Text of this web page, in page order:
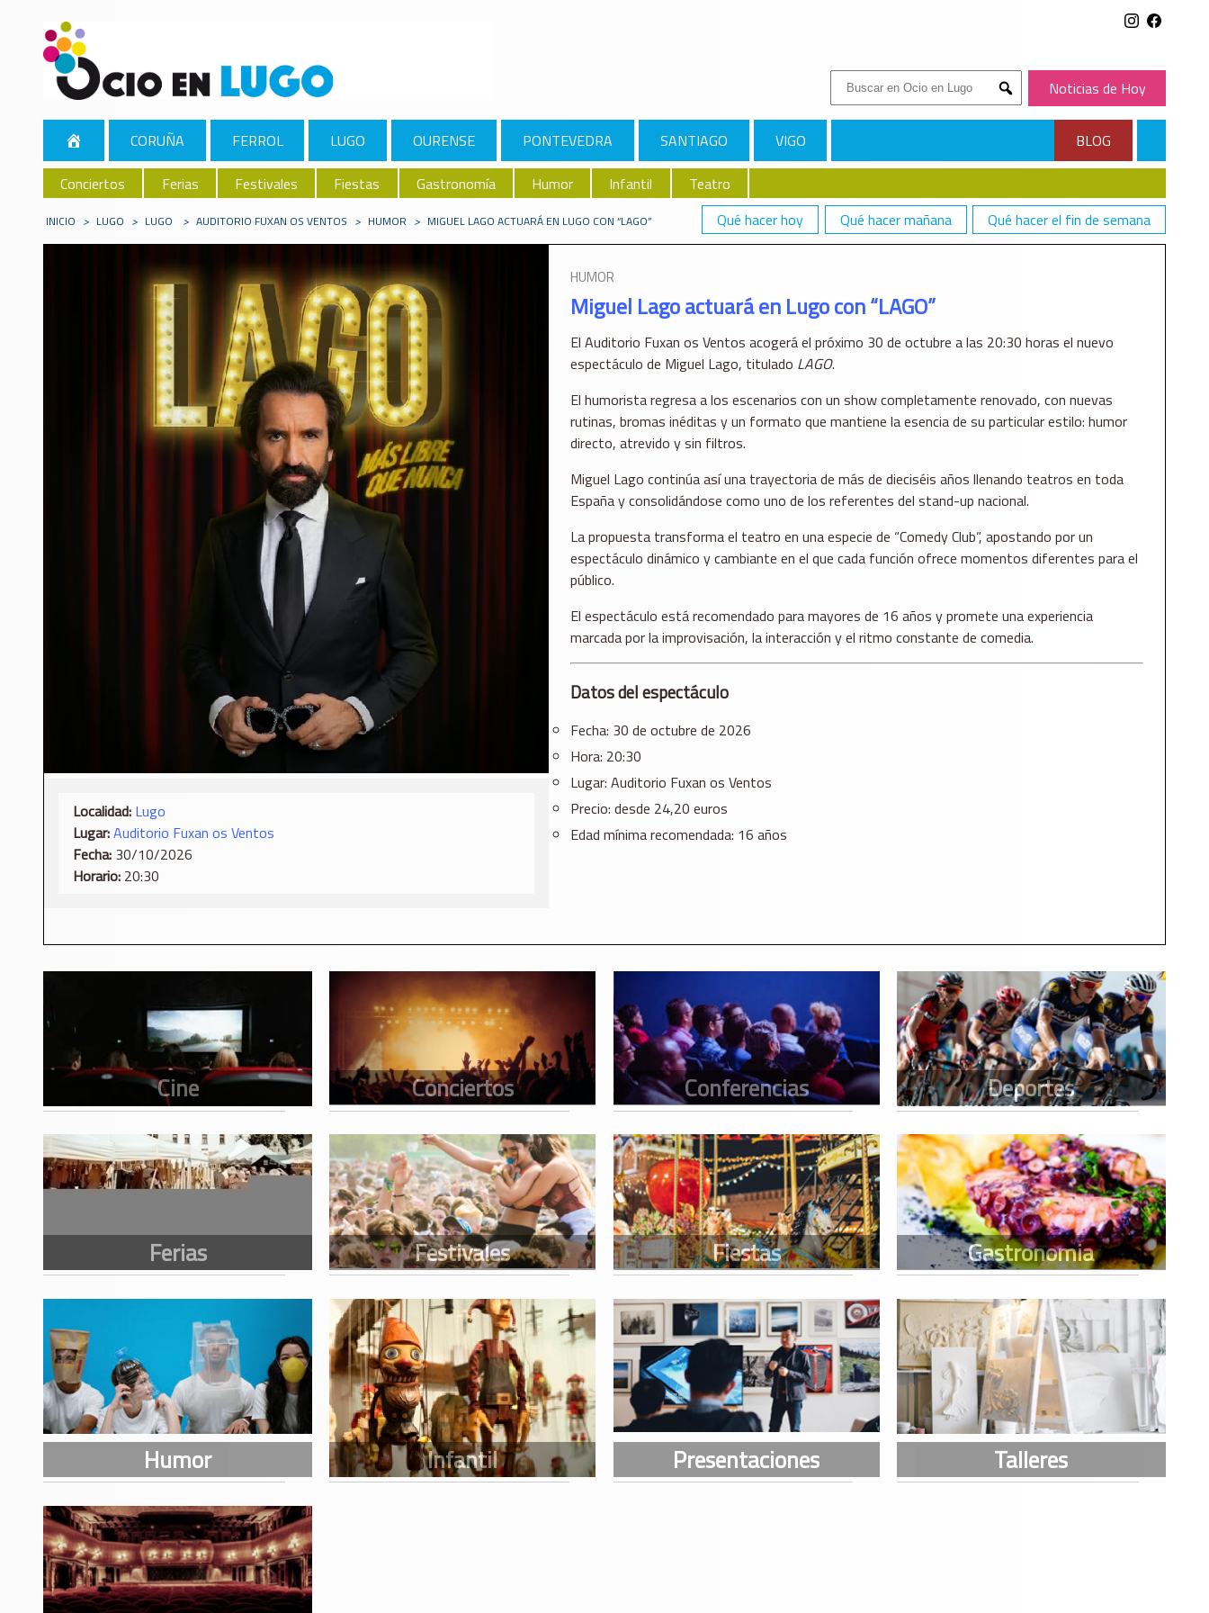
Buscar:
Submit
Noticias de Hoy
CORUÑA FERROL LUGO OURENSE PONTEVEDRA SANTIAGO VIGO
BLOG
Conciertos
Ferias Festivales Fiestas Gastronomía Humor Infantil
Teatro
Qué hacer hoy
Qué hacer mañana Qué hacer el fin de semana
INICIO > LUGO > LUGO > AUDITORIO FUXAN OS VENTOS > HUMOR > MIGUEL LAGO ACTUARÁ EN LUGO CON “LAGO”
Localidad: Lugo
Lugar:Auditorio Fuxan os Ventos
Fecha: 30/10/2026
Horario: 20:30
HUMOR
Miguel Lago actuará en Lugo con “LAGO”
El Auditorio Fuxan os Ventos acogerá el próximo 30 de octubre a las 20:30 horas el nuevo
espectáculo de Miguel Lago, titulado LAGO.
El humorista regresa a los escenarios con un show completamente renovado, con nuevas
rutinas, bromas inéditas y un formato que mantiene la esencia de su particular estilo: humor
directo, atrevido y sin filtros.
Miguel Lago continúa así una trayectoria de más de dieciséis años llenando teatros en toda
España y consolidándose como uno de los referentes del stand-up nacional.
La propuesta transforma el teatro en una especie de “Comedy Club”, apostando por un
espectáculo dinámico y cambiante en el que cada función ofrece momentos diferentes para el
público.
El espectáculo está recomendado para mayores de 16 años y promete una experiencia
marcada por la improvisación, la interacción y el ritmo constante de comedia.
Datos del espectáculo
Fecha: 30 de octubre de 2026
Hora: 20:30
Lugar: Auditorio Fuxan os Ventos
Precio: desde 24,20 euros
Edad mínima recomendada: 16 años